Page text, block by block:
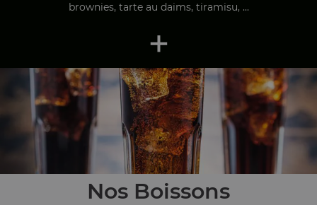
brownies, tarte au daims, tiramisu, ...
+
Nos Boissons